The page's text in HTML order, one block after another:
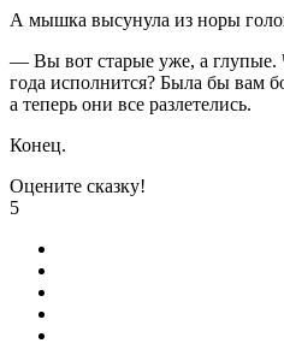
А мышка высунула из норы
— Вы вот старые уже, а глупые.
года исполнится? Была бы вам
а теперь они все разлетелись.
Конец.
Оцените сказку!
5